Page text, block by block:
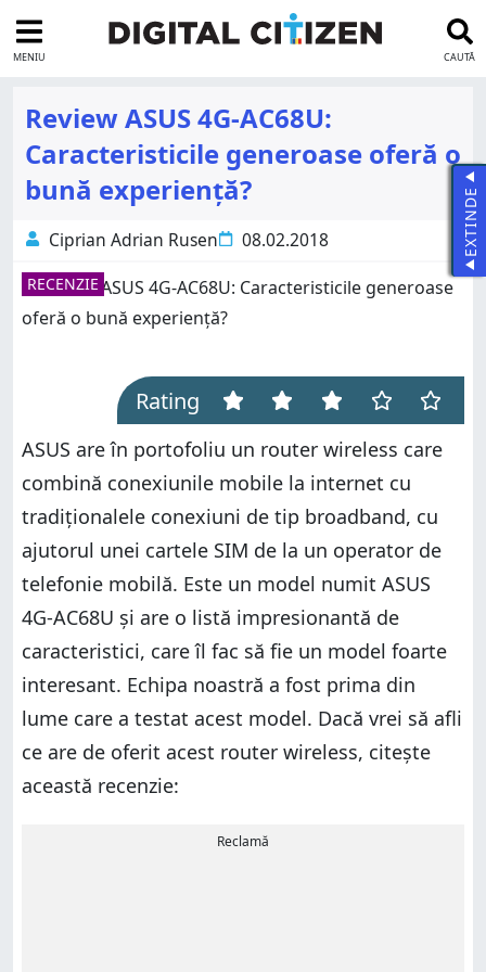
MENIU CAUTĂ
Review ASUS 4G-AC68U:
Caracteristicile generoase oferă o
bună experiență?
Ciprian Adrian Rusen 08.02.2018
RECENZIE
Rating
ASUS are în portofoliu un router wireless care
combină conexiunile mobile la internet cu
tradiționalele conexiuni de tip broadband, cu
ajutorul unei cartele SIM de la un operator de
telefonie mobilă. Este un model numit ASUS
4G-AC68U și are o listă impresionantă de
caracteristici, care îl fac să fie un model foarte
interesant. Echipa noastră a fost prima din
lume care a testat acest model. Dacă vrei să afli
ce are de oferit acest router wireless, citește
această recenzie:
Reclamă
EXTINDE